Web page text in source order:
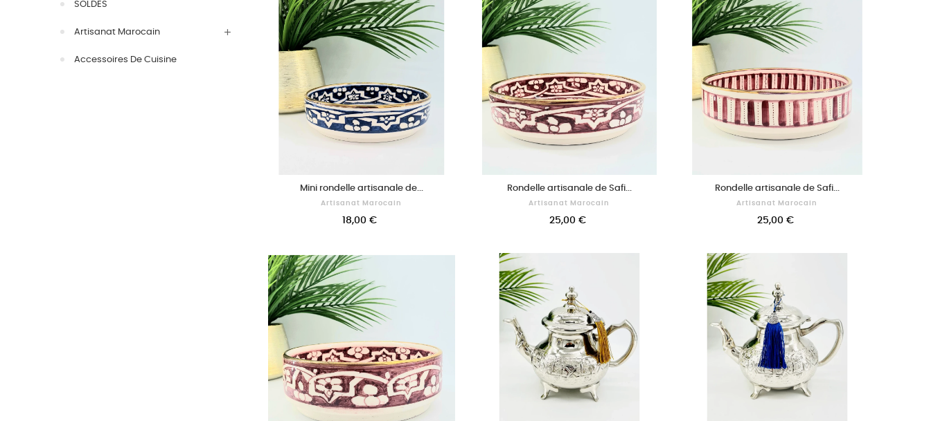
SOLDES
Artisanat Marocain
Accessoires De Cuisine
Mini rondelle artisanale de...
Artisanat Marocain
18,00 €
Rondelle artisanale de Safi...
Artisanat Marocain
25,00 €
Rondelle artisanale de Safi...
Artisanat Marocain
25,00 €